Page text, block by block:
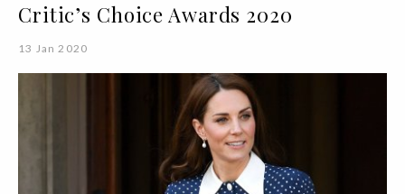
Critic’s Choice Awards 2020
13 Jan 2020